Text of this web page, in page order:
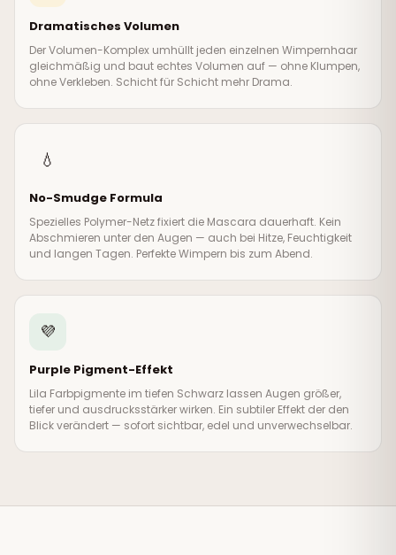
Dramatisches Volumen
Der Volumen-Komplex umhüllt jeden einzelnen Wimpernhaar
gleichmäßig und baut echtes Volumen auf — ohne Klumpen,
ohne Verkleben. Schicht für Schicht mehr Drama.
💧
No-Smudge Formula
Spezielles Polymer-Netz fixiert die Mascara dauerhaft. Kein
Abschmieren unter den Augen — auch bei Hitze, Feuchtigkeit
und langen Tagen. Perfekte Wimpern bis zum Abend.
💜
Purple Pigment-Effekt
Lila Farbpigmente im tiefen Schwarz lassen Augen größer,
tiefer und ausdrucksstärker wirken. Ein subtiler Effekt der den
Blick verändert — sofort sichtbar, edel und unverwechselbar.